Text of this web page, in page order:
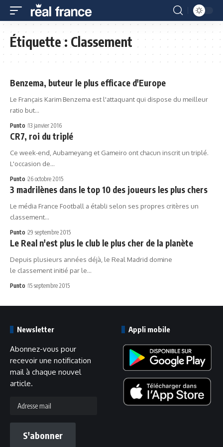
Étiquette :Classement
Benzema, buteur le plus efficace d'Europe
Le Français Karim Benzema est l'attaquant qui dispose du meilleur
ratio but…
Punto 13 janvier 2016
CR7, roi du triplé
Ce week-end, Aubameyang et Gameiro ont chacun inscrit un triplé.
L'occasion de…
Punto 26 octobre 2015
3 madrilènes dans le top 10 des joueurs les plus chers
Le média France Football a établi selon ses propres critères un
classement…
Punto 29 septembre 2015
Le Real n'est plus le club le plus cher de la planète
Depuis plusieurs années déjà, le Real Madrid domine
le classement initié par le…
Punto 15 septembre 2015
Newsletter
Abonnez-vous pour
recevoir une notification
mail à chaque nouvel
article.
mail
S'abonner
Appli mobile